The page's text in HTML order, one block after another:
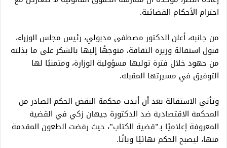
احترام الأحكام القضائية.
من جانبه، أعلن الدكتور مصطفى مدبولي، رئيس مجلس الوزراء،
قبول استقالة وزيرة الثقافة، متوجهًا إليها بالشكر على ما بذلته
من جهود خلال فترة توليها مسؤولية الوزارة، ومتمنيًا لها
التوفيق في مسيرتها المقبلة.
وتأتي الاستقالة بعد أن أيدت محكمة النقض الحكم الصادر من
المحكمة الاقتصادية ضد الدكتورة جيهان زكي في القضية
المعروفة إعلاميًا بـ”قضية الكتاب”، حيث رفضت الطعون المقدمة
منها، ليصبح الحكم نهائيًا وباتًا.